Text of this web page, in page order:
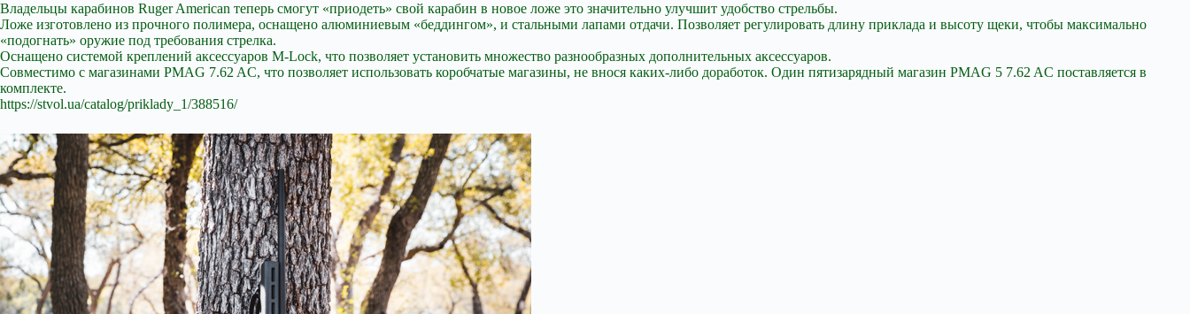
Владельцы карабинов Ruger American теперь смогут «приодеть» свой карабин в новое ложе это значительно улучшит удобство стрельбы.
Ложе изготовлено из прочного полимера, оснащено алюминиевым «беддингом», и стальными лапами отдачи. Позволяет регулировать длину приклада и высоту щеки, чтобы максимально
«подогнать» оружие под требования стрелка.
Оснащено системой креплений аксессуаров M-Lock, что позволяет установить множество разнообразных дополнительных аксессуаров.
Совместимо с магазинами PMAG 7.62 AC, что позволяет использовать коробчатые магазины, не внося каких-либо доработок. Один пятизарядный магазин PMAG 5 7.62 AC поставляется в
комплекте.
https://stvol.ua/catalog/priklady_1/388516/